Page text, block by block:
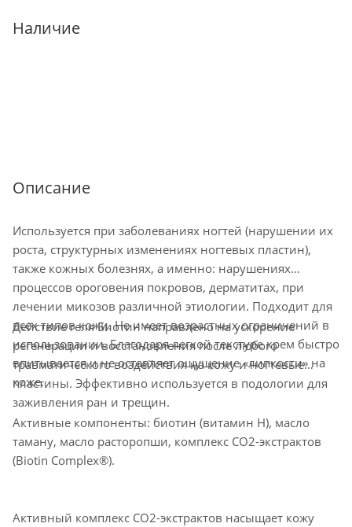
Наличие
Описание
Используется при заболеваниях ногтей (нарушении их
роста, структурных изменениях ногтевых пластин),
также кожных болезнях, а именно: нарушениях
процессов ороговения покровов, дерматитах, при
лечении микозов различной этиологии. Подходит для
всех типов кожи. Не имеет возрастных ограничений в
использовании. Благодаря легкой текстуре крем быстро
впитывается и не оставляет ощущение «липкости» на
коже.
Действие геля Биотин направлено на ускорение
регенерации и восстановления после любого
травматического воздействия на кожу и ногтевые
пластины. Эффективно используется в подологии для
заживления ран и трещин.
Активные компоненты: биотин (витамин Н), масло
таману, масло расторопши, комплекс СО2-экстрактов
(Biotin Complex®).
Активный комплекс СО2-экстрактов насыщает кожу